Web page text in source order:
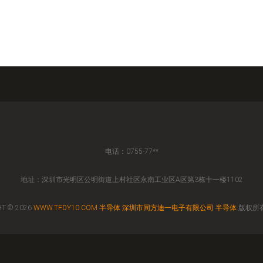
电话：0755-77**
地址：深圳市光明区公明街道上村社区永南工业区A区第3栋十一楼1102
© 2026 WWW.TFDY10.COM 半导体 深圳市同方迪一电子有限公司 半导体版权所